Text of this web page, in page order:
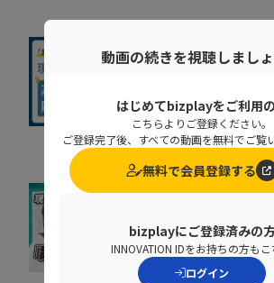
14:29
基幹シス
理で手戻
コベルコシス
07:22
ラバラな
待ち」「
株式会社エー
動画の続きを視聴しましょ
はじめてbizplayをご利用
こちらよりご登録ください。
ご登録完了後、すべての動画を無料でご覧
無料で会員登録する
bizplayにご登録済みの
INNOVATION IDをお持ちの方もこ
ログイン